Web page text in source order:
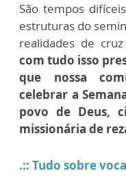
São tempos
estruturas do
realidades de
com tudo isso
que nossa
celebrar a
povo de Deus,
missionária de
.:: Tudo sobre